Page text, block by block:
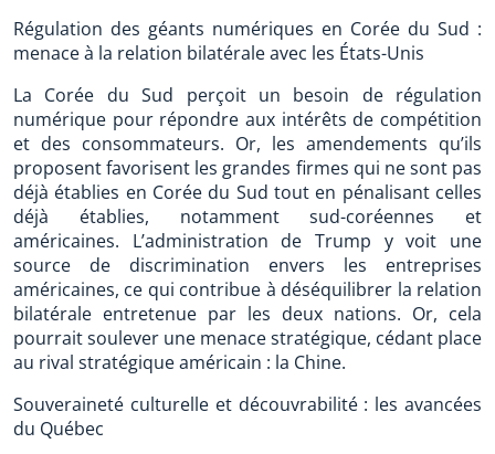
Régulation des géants numériques en Corée du Sud :
menace à la relation bilatérale avec les États-Unis
La Corée du Sud perçoit un besoin de régulation
numérique pour répondre aux intérêts de compétition
et des consommateurs. Or, les amendements qu’ils
proposent favorisent les grandes firmes qui ne sont pas
déjà établies en Corée du Sud tout en pénalisant celles
déjà établies, notamment sud-coréennes et
américaines. L’administration de Trump y voit une
source de discrimination envers les entreprises
américaines, ce qui contribue à déséquilibrer la relation
bilatérale entretenue par les deux nations. Or, cela
pourrait soulever une menace stratégique, cédant place
au rival stratégique américain : la Chine.
Souveraineté culturelle et découvrabilité : les avancées
du Québec